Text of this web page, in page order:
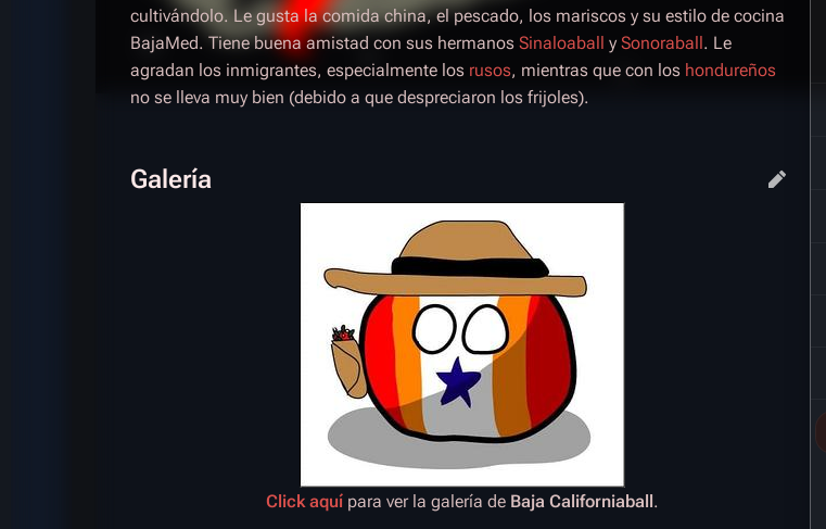
cultivándolo. Le gusta la comida china, el pescado, los mariscos y su estilo de cocina
BajaMed. Tiene buena amistad con sus hermanos Sinaloaball y Sonoraball. Le
agradan los inmigrantes, especialmente los rusos, mientras que con los hondureños
no se lleva muy bien (debido a que despreciaron los frijoles).
Galería
Click aquípara ver la galería de Baja Californiaball.